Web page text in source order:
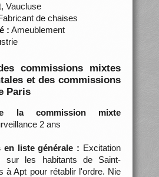
Vaucluse
de chaises
: Ameublement
commissions mixtes
et des commissions
Paris
la commission mixte
2 ans
en liste générale : Excitation
sur les habitants de Saint-
à Apt pour rétablir l'ordre. Nie